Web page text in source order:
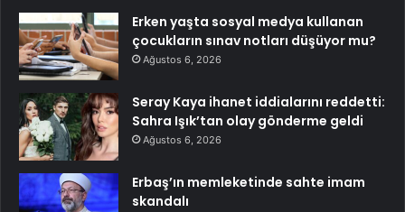
Erken yaşta sosyal medya kullanan
çocukların sınav notları düşüyor mu?
Ağustos 6, 2026
Seray Kaya ihanet iddialarını reddetti:
Sahra Işık’tan olay gönderme geldi
Ağustos 6, 2026
Erbaş’ın memleketinde sahte imam
skandalı